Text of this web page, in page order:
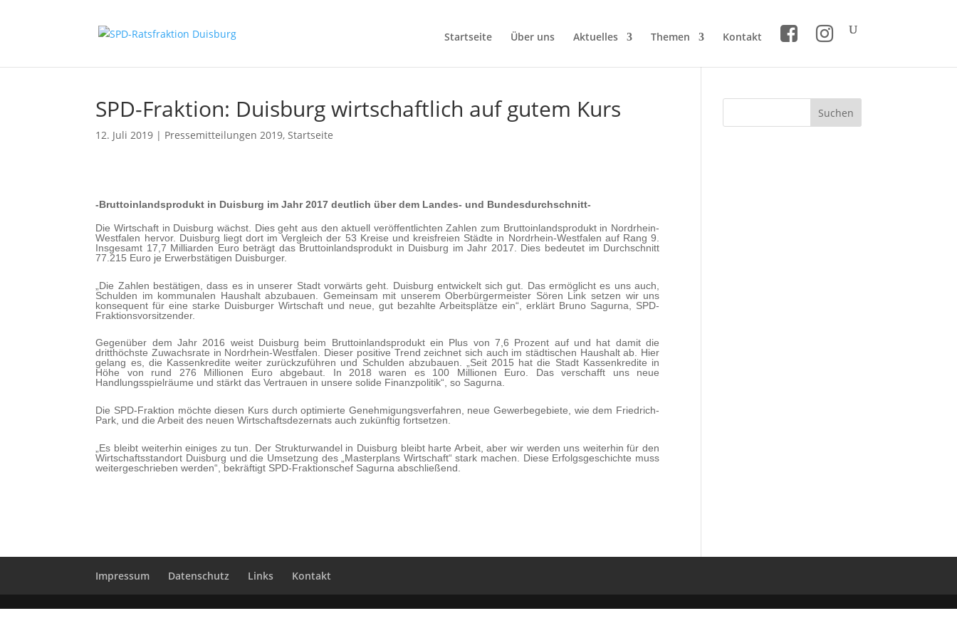
Startseite Über uns Aktuelles Themen Kontakt
SPD-Fraktion: Duisburg wirtschaftlich auf gutem Kurs
12. Juli 2019 | Pressemitteilungen 2019,Startseite
-Bruttoinlandsprodukt in Duisburg im Jahr 2017 deutlich über dem Landes- und Bundesdurchschnitt-
Die Wirtschaft in Duisburg wächst. Dies geht aus den aktuell veröffentlichten Zahlen zum Bruttoinlandsprodukt in Nordrhein-
Westfalen hervor. Duisburg liegt dort im Vergleich der 53 Kreise und kreisfreien Städte in Nordrhein-Westfalen auf Rang 9.
Insgesamt 17,7 Milliarden Euro beträgt das Bruttoinlandsprodukt in Duisburg im Jahr 2017. Dies bedeutet im Durchschnitt
77.215 Euro je Erwerbstätigen Duisburger.
„Die Zahlen bestätigen, dass es in unserer Stadt vorwärts geht. Duisburg entwickelt sich gut. Das ermöglicht es uns auch,
Schulden im kommunalen Haushalt abzubauen. Gemeinsam mit unserem Oberbürgermeister Sören Link setzen wir uns
konsequent für eine starke Duisburger Wirtschaft und neue, gut bezahlte Arbeitsplätze ein“, erklärt Bruno Sagurna, SPD-
Fraktionsvorsitzender.
Gegenüber dem Jahr 2016 weist Duisburg beim Bruttoinlandsprodukt ein Plus von 7,6 Prozent auf und hat damit die
dritthöchste Zuwachsrate in Nordrhein-Westfalen. Dieser positive Trend zeichnet sich auch im städtischen Haushalt ab. Hier
gelang es, die Kassenkredite weiter zurückzuführen und Schulden abzubauen. „Seit 2015 hat die Stadt Kassenkredite in
Höhe von rund 276 Millionen Euro abgebaut. In 2018 waren es 100 Millionen Euro. Das verschafft uns neue
Handlungsspielräume und stärkt das Vertrauen in unsere solide Finanzpolitik“, so Sagurna.
Die SPD-Fraktion möchte diesen Kurs durch optimierte Genehmigungsverfahren, neue Gewerbegebiete, wie dem Friedrich-
Park, und die Arbeit des neuen Wirtschaftsdezernats auch zukünftig fortsetzen.
„Es bleibt weiterhin einiges zu tun. Der Strukturwandel in Duisburg bleibt harte Arbeit, aber wir werden uns weiterhin für den
Wirtschaftsstandort Duisburg und die Umsetzung des „Masterplans Wirtschaft“ stark machen. Diese Erfolgsgeschichte muss
weitergeschrieben werden“, bekräftigt SPD-Fraktionschef Sagurna abschließend.
Impressum Datenschutz Links Kontakt